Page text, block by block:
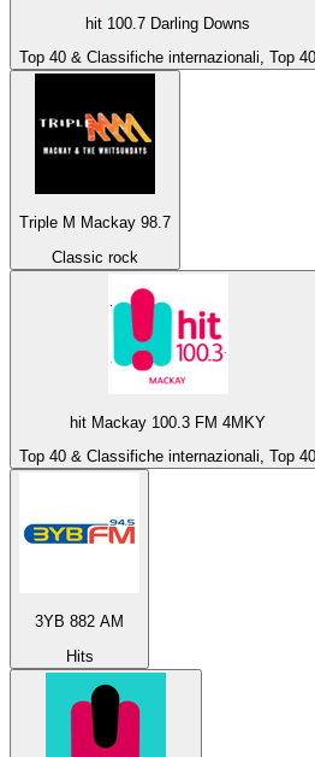
hit 100.7 Darling Downs
Top 40 & Classifiche internazionali, Top 40
Triple M Mackay 98.7
Classic rock
hit Mackay 100.3 FM 4MKY
Top 40 & Classifiche internazionali, Top 40
3YB 882 AM
Hits